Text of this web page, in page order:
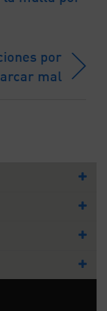
por
mal